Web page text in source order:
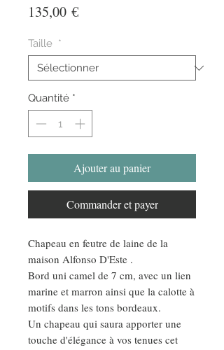
135,00 €Prix
Taille *
Quantité *
Ajouter au panier
Commander et payer
Chapeau en feutre de laine de la
maison Alfonso D'Este .
Bord uni camel de 7 cm, avec un lien
marine et marron ainsi que la calotte à
motifs dans les tons bordeaux.
Un chapeau qui saura apporter une
touche d'élégance à vos tenues cet